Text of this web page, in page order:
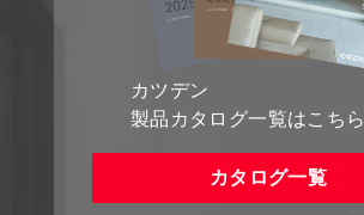
カツデン
製品カタログ一覧はこちら
カタログ一覧